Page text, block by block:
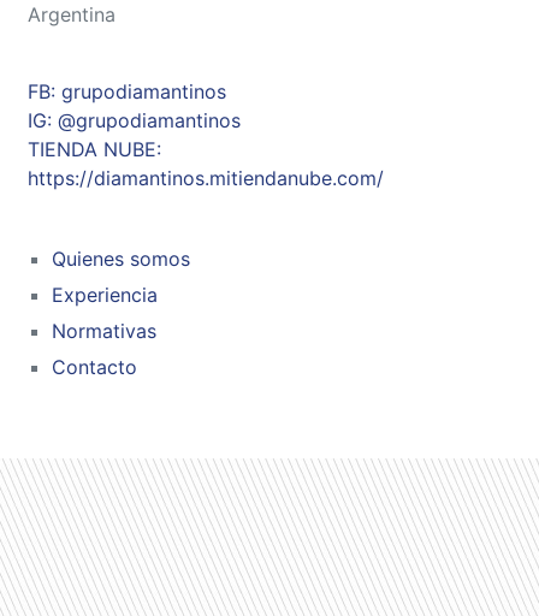
Argentina
FB: grupodiamantinos
IG: @grupodiamantinos
TIENDA NUBE:
https://diamantinos.mitiendanube.com/
Quienes somos
Experiencia
Normativas
Contacto